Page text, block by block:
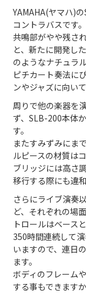
YAMAHA(ヤマハ)
コントラバスです。
共鳴部がやや残さ
と、新たに開発し
のようなナチュラ
ピチカート奏法に
ンやジャズに向いて
周りで他の楽器を
ず、SLB-200本体
す。
またすみずみにま
ルピースの材質は
ブリッジには高さ
移行する際にも違
さらにライブ演奏
ど、それぞれの場
トロールはベース
350時間連続して
いますので、連日
ます。
ボディのフレーム
する事もできます